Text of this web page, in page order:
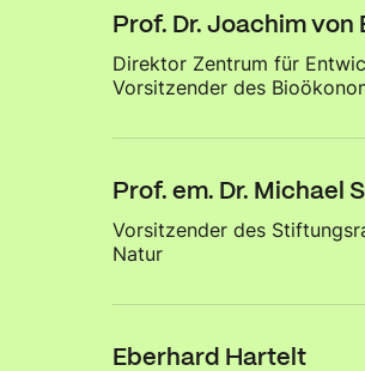
Prof. Dr. Joachim von
Direktor Zentrum für
Vorsitzender des
Prof. em. Dr. Michael
Vorsitzender des
Natur
Eberhard Hartelt